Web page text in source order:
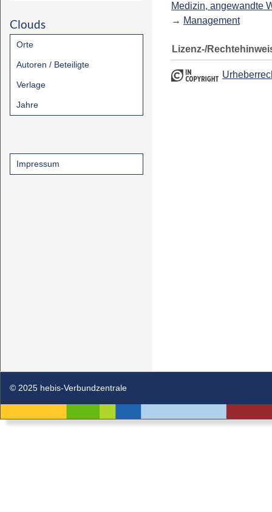
Clouds
Orte
Autoren / Beteiligte
Verlage
Jahre
Impressum
Medizin, angewandte
→ Management
Lizenz-/
© 2025 hebis-Verbundzentrale